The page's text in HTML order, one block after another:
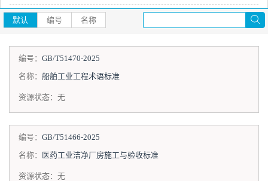
默认 编号 名称
编号： GB/T51470-2025
名称： 船舶工业工程术语标准
资源状态： 无
编号： GB/T51466-2025
名称：
医药工业洁净厂房施工与验收标准
资源状态： 无